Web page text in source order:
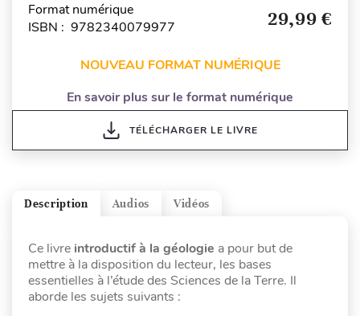
Format numérique
ISBN : 9782340079977
29,99 €
NOUVEAU FORMAT NUMÉRIQUE
En savoir plus sur le format numérique
TÉLÉCHARGER LE LIVRE
Vidéos
Audios
Description
Ce livre introductif à la géologie a pour but de
mettre à la disposition du lecteur, les bases
essentielles à l’étude des Sciences de la Terre. Il
aborde les sujets suivants :